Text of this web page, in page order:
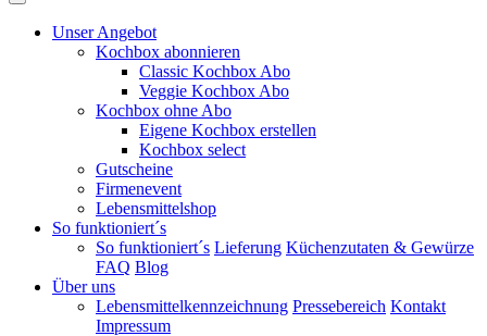
Unser Angebot
Kochbox abonnieren
Classic Kochbox Abo
Veggie Kochbox Abo
Kochbox ohne Abo
Eigene Kochbox erstellen
Kochbox select
Gutscheine
Firmenevent
Lebensmittelshop
So funktioniert´s
So funktioniert´s Lieferung Küchenzutaten & Gewürze
FAQ Blog
Über uns
Lebensmittelkennzeichnung Pressebereich Kontakt
Impressum